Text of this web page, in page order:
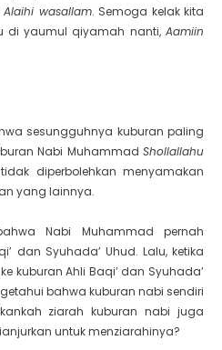
Alaihi wasallam. Semoga kelak kita
di yaumul qiyamah nanti, Aamiin
sesungguhnya kuburan paling
Nabi Muhammad Shollallahu
diperbolehkan menyamakan
yang lainnya.
Nabi Muhammad pernah
dan Syuhada’ Uhud. Lalu, ketika
kuburan Ahli Baqi’ dan Syuhada’
bahwa kuburan nabi sendiri
ziarah kuburan nabi juga
untuk menziarahinya?